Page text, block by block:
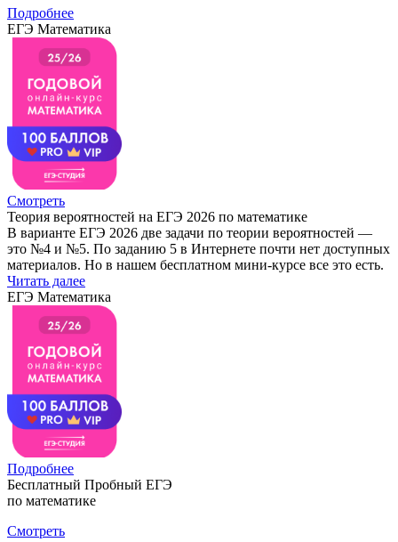
Подробнее
ЕГЭ Математика
Смотреть
Теория вероятностей на ЕГЭ 2026 по математике
В варианте ЕГЭ 2026 две задачи по теории вероятностей —
это №4 и №5. По заданию 5 в Интернете почти нет доступных
материалов. Но в нашем бесплатном мини-курсе все это есть.
Читать далее
ЕГЭ Математика
Подробнее
Бесплатный Пробный ЕГЭ
по математике
Смотреть